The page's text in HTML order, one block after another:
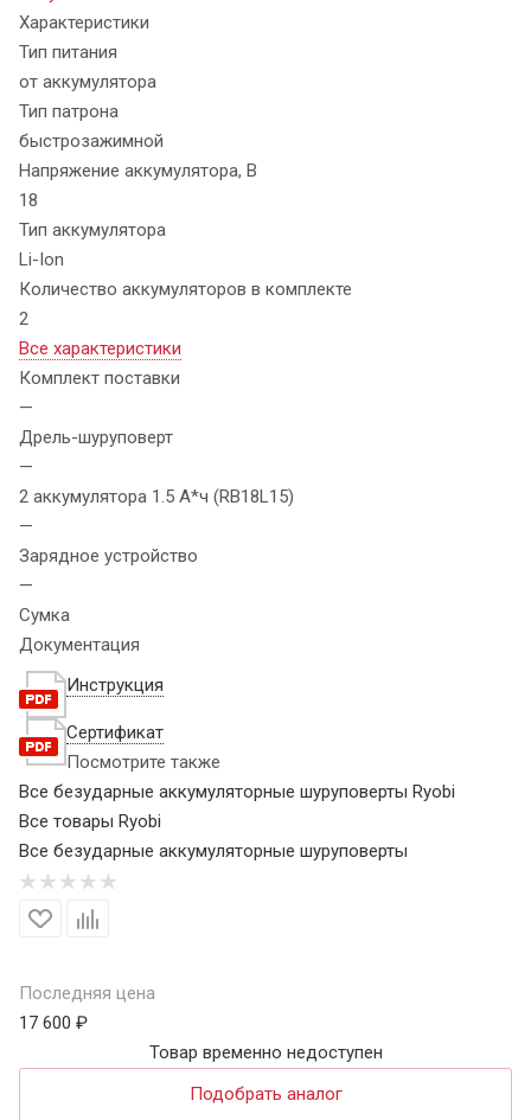
Характеристики
Тип питания
от аккумулятора
Тип патрона
быстрозажимной
Напряжение аккумулятора, В
18
Тип аккумулятора
Li-Ion
Количество аккумуляторов в комплекте
2
Все характеристики
Комплект поставки
—
Дрель-шуруповерт
—
2 аккумулятора 1.5 А*ч (RB18L15)
—
Зарядное устройство
—
Сумка
Документация
Инструкция
Сертификат
Посмотрите также
Все безударные аккумуляторные шуруповерты Ryobi
Все товары Ryobi
Все безударные аккумуляторные шуруповерты
Последняя цена
17 600 ₽
Товар временно недоступен
Подобрать аналог